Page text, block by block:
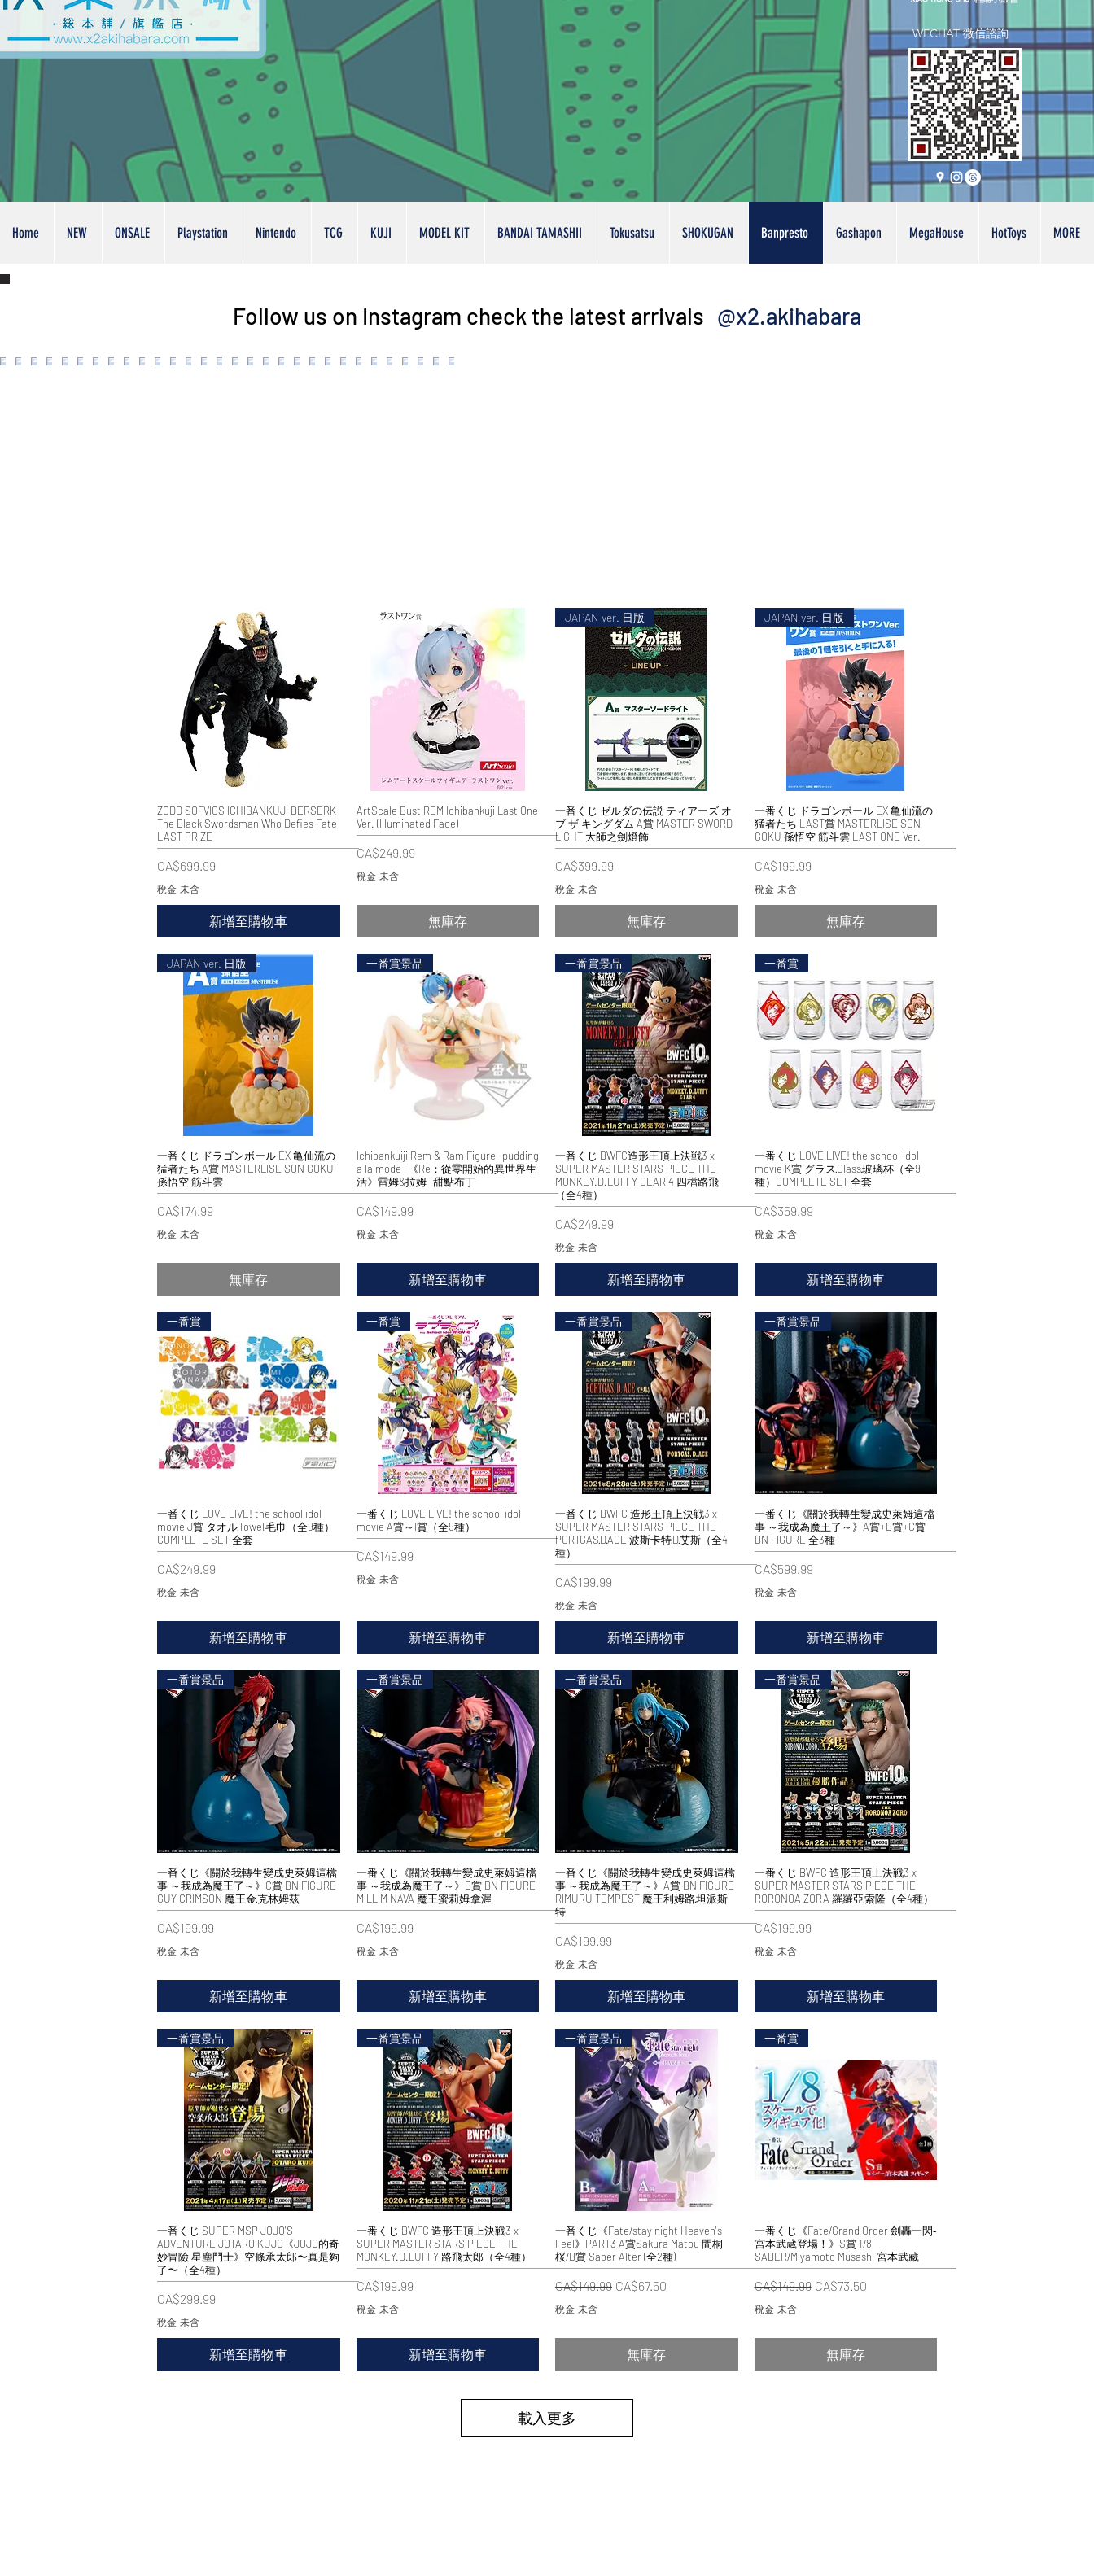
WECHAT 微信諮詢
Home NEW ONSALE Playstation Nintendo TCG KUJI MODEL KIT BANDAI TAMASHII Tokusatsu SHOKUGAN Banpresto Gashapon MegaHouse HotToys MORE
Follow us on Instagram check the latest arrivals @x2.akihabara
快速瀏覽
ZODD SOFVICS ICHIBANKUJI BERSERK
The Black Swordsman Who Defies Fate
LAST PRIZE
價格
CA$699.99
稅金 未含
新增至購物車
快速瀏覽
ArtScale Bust REM Ichibankuji Last One
Ver. (Illuminated Face)
價格
CA$249.99
稅金 未含
無庫存
快速瀏覽
JAPAN ver. 日版
一番くじ ゼルダの伝説 ティアーズ オ
ブ ザ キングダム A賞 MASTER SWORD
LIGHT 大師之劍燈飾
價格
CA$399.99
稅金 未含
無庫存
快速瀏覽
JAPAN ver. 日版
一番くじ ドラゴンボール EX 亀仙流の
猛者たち LAST賞 MASTERLISE SON
GOKU 孫悟空 筋斗雲 LAST ONE Ver.
價格
CA$199.99
稅金 未含
無庫存
快速瀏覽
JAPAN ver. 日版
一番くじ ドラゴンボール EX 亀仙流の
猛者たち A賞 MASTERLISE SON GOKU
孫悟空 筋斗雲
價格
CA$174.99
稅金 未含
無庫存
快速瀏覽
一番賞景品
Ichibankuiji Rem & Ram Figure -pudding
a la mode- 《Re：從零開始的異世界生
活》雷姆&拉姆 -甜點布丁-
價格
CA$149.99
稅金 未含
新增至購物車
快速瀏覽
一番賞景品
一番くじ BWFC造形王頂上決戦3 x
SUPER MASTER STARS PIECE THE
MONKEY.D.LUFFY GEAR 4 四檔路飛
（全4種）
價格
CA$249.99
稅金 未含
新增至購物車
快速瀏覽
一番賞
一番くじ LOVE LIVE! the school idol
movie K賞 グラス·Glass·玻璃杯（全9
種）COMPLETE SET 全套
價格
CA$359.99
稅金 未含
新增至購物車
快速瀏覽
一番賞
一番くじ LOVE LIVE! the school idol
movie J賞 タオル·Towel·毛巾（全9種）
COMPLETE SET 全套
價格
CA$249.99
稅金 未含
新增至購物車
快速瀏覽
一番賞
一番くじ LOVE LIVE! the school idol
movie A賞～I賞（全9種）
價格
CA$149.99
稅金 未含
新增至購物車
快速瀏覽
一番賞景品
一番くじ BWFC 造形王頂上決戦3 x
SUPER MASTER STARS PIECE THE
PORTGAS·D·ACE 波斯卡特·D·艾斯（全4
種）
價格
CA$199.99
稅金 未含
新增至購物車
快速瀏覽
一番賞景品
一番くじ《關於我轉生變成史萊姆這檔
事 ～我成為魔王了～》A賞+B賞+C賞
BN FIGURE 全3種
價格
CA$599.99
稅金 未含
新增至購物車
快速瀏覽
一番賞景品
一番くじ《關於我轉生變成史萊姆這檔
事 ～我成為魔王了～》C賞 BN FIGURE
GUY CRIMSON 魔王金·克林姆茲
價格
CA$199.99
稅金 未含
新增至購物車
快速瀏覽
一番賞景品
一番くじ《關於我轉生變成史萊姆這檔
事 ～我成為魔王了～》B賞 BN FIGURE
MILLIM NAVA 魔王蜜莉姆·拿渥
價格
CA$199.99
稅金 未含
新增至購物車
快速瀏覽
一番賞景品
一番くじ《關於我轉生變成史萊姆這檔
事 ～我成為魔王了～》A賞 BN FIGURE
RIMURU TEMPEST 魔王利姆路·坦派斯
特
價格
CA$199.99
稅金 未含
新增至購物車
快速瀏覽
一番賞景品
一番くじ BWFC 造形王頂上決戦3 x
SUPER MASTER STARS PIECE THE
RORONOA ZORA 羅羅亞·索隆（全4種）
價格
CA$199.99
稅金 未含
新增至購物車
快速瀏覽
一番賞景品
一番くじ SUPER MSP JOJO'S
ADVENTURE JOTARO KUJO《JOJO的奇
妙冒險 星塵鬥士》空條承太郎〜真是夠
了〜（全4種）
價格
CA$299.99
稅金 未含
新增至購物車
快速瀏覽
一番賞景品
一番くじ BWFC 造形王頂上決戦3 x
SUPER MASTER STARS PIECE THE
MONKEY.D.LUFFY 路飛太郎（全4種）
價格
CA$199.99
稅金 未含
新增至購物車
快速瀏覽
一番賞景品
一番くじ《Fate/stay night Heaven's
Feel》PART3 A賞Sakura Matou 間桐
桜/B賞 Saber Alter (全2種)
一般價格
CA$149.99 促銷價格
CA$67.50
稅金 未含
無庫存
快速瀏覽
一番賞
一番くじ《Fate/Grand Order 劍轟一閃‐
宮本武蔵登場！》S賞 1/8
SABER/Miyamoto Musashi 宮本武藏
一般價格
CA$149.99 促銷價格
CA$73.50
稅金 未含
無庫存
載入更多